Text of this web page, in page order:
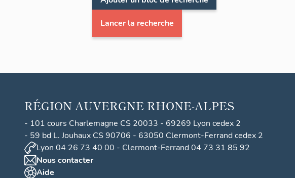
Lancer la recherche
RÉGION AUVERGNE RHONE-ALPES
- 101 cours Charlemagne CS 20033 - 69269 Lyon cedex 2
- 59 bd L. Jouhaux CS 90706 - 63050 Clermont-Ferrand cedex 2
Lyon 04 26 73 40 00 - Clermont-Ferrand 04 73 31 85 92
Nous contacter
Aide